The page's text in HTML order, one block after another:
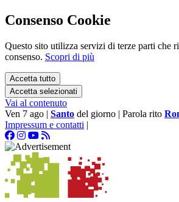
Consenso Cookie
Questo sito utilizza servizi di terze parti che
consenso. Scopri di più
Accetta tutto
Accetta selezionati
Vai al contenuto
Ven 7 ago | Santo del giorno | Parola rito
Impressum e contatti |